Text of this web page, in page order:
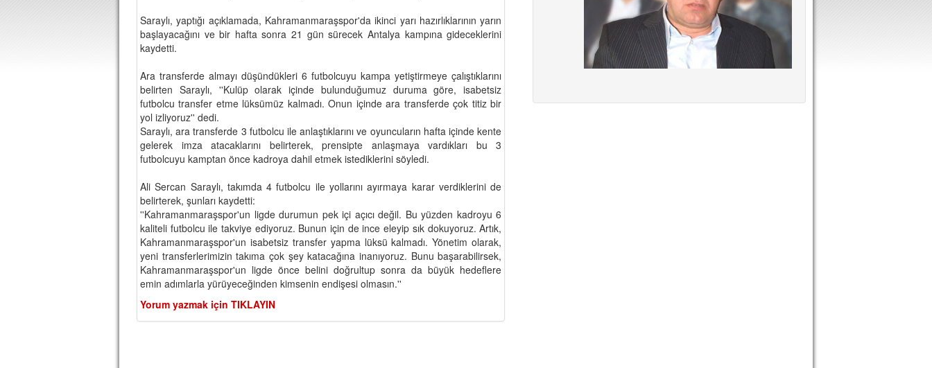
Saraylı, yaptığı açıklamada, Kahramanmaraşspor'da ikinci yarı hazırlıklarının yarın
başlayacağını ve bir hafta sonra 21 gün sürecek Antalya kampına gideceklerini
kaydetti.
Ara transferde almayı düşündükleri 6 futbolcuyu kampa yetiştirmeye çalıştıklarını
belirten Saraylı, ''Kulüp olarak içinde bulunduğumuz duruma göre, isabetsiz
futbolcu transfer etme lüksümüz kalmadı. Onun içinde ara transferde çok titiz bir
yol izliyoruz'' dedi.
Saraylı, ara transferde 3 futbolcu ile anlaştıklarını ve oyuncuların hafta içinde kente
gelerek imza atacaklarını belirterek, prensipte anlaşmaya vardıkları bu 3
futbolcuyu kamptan önce kadroya dahil etmek istediklerini söyledi.
Ali Sercan Saraylı, takımda 4 futbolcu ile yollarını ayırmaya karar verdiklerini de
belirterek, şunları kaydetti:
''Kahramanmaraşspor'un ligde durumun pek içi açıcı değil. Bu yüzden kadroyu 6
kaliteli futbolcu ile takviye ediyoruz. Bunun için de ince eleyip sık dokuyoruz. Artık,
Kahramanmaraşspor'un isabetsiz transfer yapma lüksü kalmadı. Yönetim olarak,
yeni transferlerimizin takıma çok şey katacağına inanıyoruz. Bunu başarabilirsek,
Kahramanmaraşspor'un ligde önce belini doğrultup sonra da büyük hedeflere
emin adımlarla yürüyeceğinden kimsenin endişesi olmasın.''
Yorum yazmak için TIKLAYIN